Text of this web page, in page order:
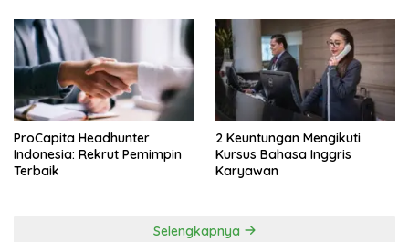
ProCapita Headhunter
Indonesia: Rekrut Pemimpin
Terbaik
2 Keuntungan Mengikuti
Kursus Bahasa Inggris
Karyawan
Selengkapnya